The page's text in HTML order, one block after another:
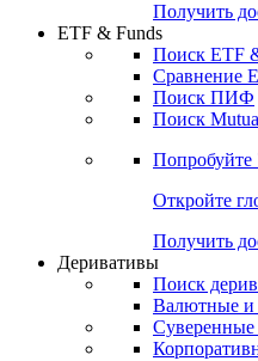
Получить
ETF & Funds
Поиск ETF
Сравнение
Поиск ПИФ
Поиск
Попробуйте
Откройте
Получить
Деривативы
Поиск
Валютные и
Суверенные